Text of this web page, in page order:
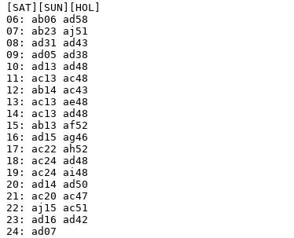
[SAT][SUN][HOL]
06: ab06 ad58
07: ab23 aj51
08: ad31 ad43
09: ad05 ad38
10: ad13 ad48
11: ac13 ac48
12: ab14 ac43
13: ac13 ae48
14: ac13 ad48
15: ab13 af52
16: ad15 ag46
17: ac22 ah52
18: ac24 ad48
19: ac24 ai48
20: ad14 ad50
21: ac20 ac47
22: aj15 ac51
23: ad16 ad42
24: ad07